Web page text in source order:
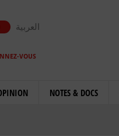
العربية
VOUS
NOTES & DOCS